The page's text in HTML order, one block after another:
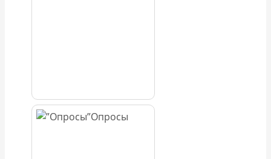
Опросы